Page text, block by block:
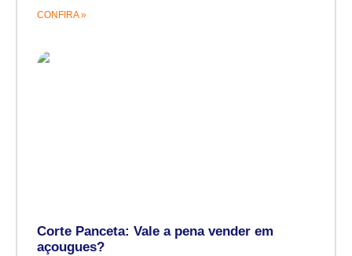
CONFIRA »
Corte Panceta: Vale a pena vender em
açougues?